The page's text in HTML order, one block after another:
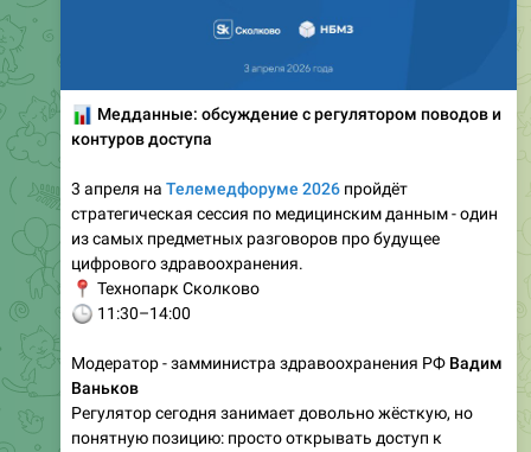
Медданные: обсуждение с регулятором поводов и
контуров доступа
3 апреля на Телемедфоруме 2026 пройдёт
стратегическая сессия по медицинским данным - один
из самых предметных разговоров про будущее
цифрового здравоохранения.
Технопарк Сколково
11:30–14:00
Модератор - замминистра здравоохранения РФ Вадим
Ваньков
Регулятор сегодня занимает довольно жёсткую, но
понятную позицию: просто открывать доступ к